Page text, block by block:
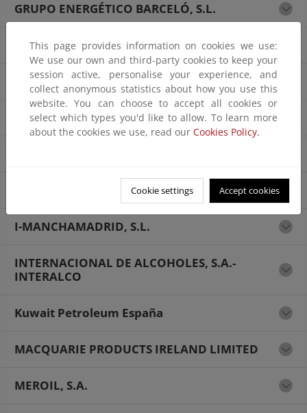
GRUPO ENERGÉTICO BARCELÓ, S.L.
GRUPO LAYNA GESTION DE RESIDUOS, S. L
GUNVOR MARTKETING ESPAÑA, S.L.U.
HAFESA ENERGÍA, S.L.
I-MANCHAMADRID, S.L.
INTERNACIONAL DE ALCOHOLES, S.A.‐
INTERALCO
Kuwait Petroleum España
MACQUARIE PRODUCTS IRELAND LIMITED
MEROIL, S.A.
This page provides information on cookies we use:
We use our own and third-party cookies to keep your
session active, personalise your experience, and
collect anonymous statistics about how you use this
website. You can choose to accept all cookies or
select which types you'd like to allow. To learn more
about the cookies we use, read our Cookies Policy.
Cookie settings Accept cookies